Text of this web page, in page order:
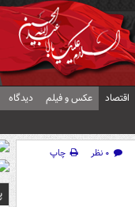
اقتصاد عکس و فیلم دیدگاه
۰ نظر
چاپ